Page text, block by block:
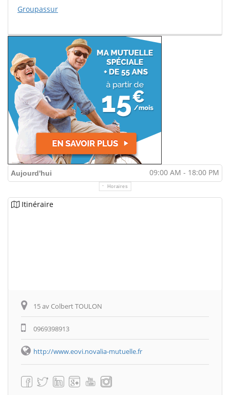
Groupassur
Aujourd'hui 09:00 AM - 18:00 PM
Horaires
Itinéraire
15 av Colbert TOULON
0969398913
http://www.eovi.novalia-mutuelle.fr